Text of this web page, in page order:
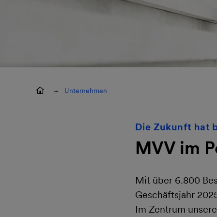
Unternehmen
Die Zukunft hat
MVV im
Mit über 6.800
Geschäftsjahr
Im Zentrum